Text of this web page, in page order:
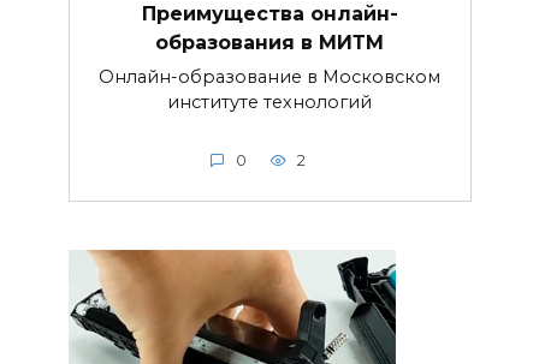
Преимущества онлайн-
образования в МИТМ
Онлайн-образование в Московском
институте технологий
0 2